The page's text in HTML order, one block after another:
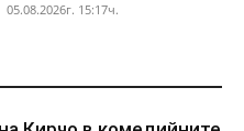
05.08.2026г. 15:17ч.